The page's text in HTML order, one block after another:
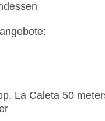
La Caleta 50